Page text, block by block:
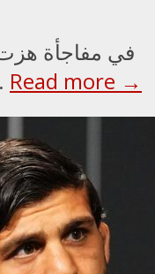
في مفاجأة هزت
Read more →